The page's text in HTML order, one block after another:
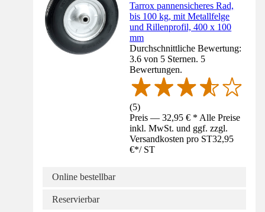
Tarrox pannensicheres Rad,
bis 100 kg, mit Metallfelge
und Rillenprofil, 400 x 100
mm
Durchschnittliche Bewertung:
3.6 von 5 Sternen. 5
Bewertungen.
(5)
Preis — 32,95 € * Alle Preise
inkl. MwSt. und ggf. zzgl.
Versandkosten pro ST32,95
€*/ ST
Online bestellbar
Reservierbar